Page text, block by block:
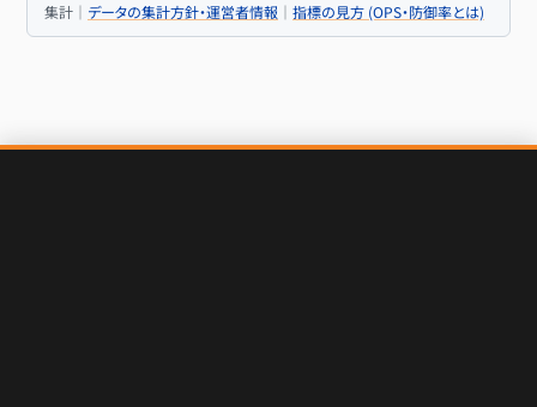
集計｜ データの集計方針・運営者情報 ｜ 指標の見方 (OPS・防御率とは)